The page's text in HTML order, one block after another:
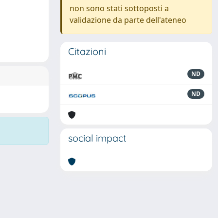
non sono stati sottoposti a
validazione da parte dell'ateneo
Citazioni
ND
ND
social impact